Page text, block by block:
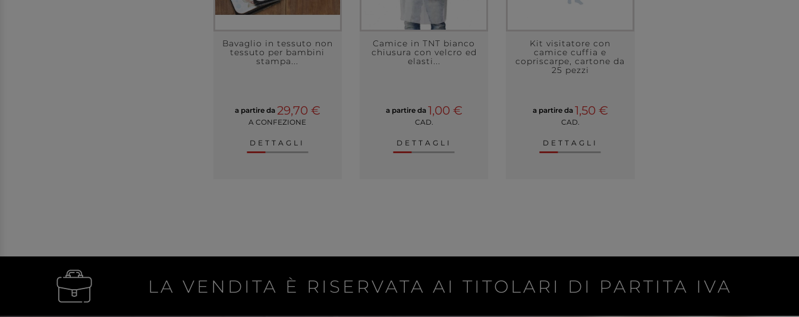
Bavaglio in tessuto non
tessuto per bambini
stampa...
a partire da 29,70 €
A CONFEZIONE
DETTAGLI
Camice in TNT bianco
chiusura con velcro ed
elasti...
a partire da 1,00 €
CAD.
DETTAGLI
Kit visitatore con
camice cuffia e
copriscarpe, cartone da
25 pezzi
a partire da 1,50 €
CAD.
DETTAGLI
LA VENDITA È RISERVATA AI TITOLARI DI PARTITA IVA